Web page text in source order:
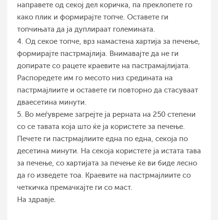
направете од секој дел коричка, па преклопете го
како плик и формирајте топче. Оставете ги
топчињата да ја дуплираат големината.
4. Од секое топче, врз намастена хартија за печење,
формирајте пастрмајлија. Внимавајте да не ги
допирате со рацете краевите на пастрамајлијата.
Распоредете им го месото низ средината на
пастрмајлиите и оставете ги повторно да стасуваат
дваесетина минути.
5. Во меѓувреме загрејте ја рерната на 250 степени
со се тавата која што ќе ја користете за печење.
Печете ги пастрмајлиите една по една, секоја по
десетина минути. На секоја користете ја истата тава
за печење, со хартијата за печење ќе ви биде лесно
да го изведете тоа. Краевите на пастрмајлиите со
четкичка премачкајте ги со маст.
На здравје.